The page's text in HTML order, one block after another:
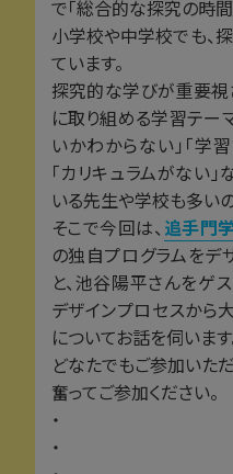
で「総合的な探究の時間
小学校や中学校でも、
ています。
探究的な学びが重要視
に取り組める学習テー
いかわからない」「学
「カリキュラムがない
いる先生や学校も多い
そこで今回は、 追手門
の独自プログラムをデ
と、池谷陽平さんをゲ
デザインプロセスから
についてお話を伺います
どなたでもご参加いただ
奮ってご参加ください。
・
・